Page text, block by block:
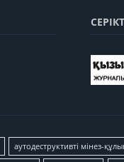
аутодеструктивті мінез-